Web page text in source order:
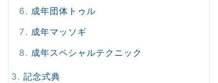
成年団体トゥル
成年マッソギ
成年スペシャルテクニック
記念式典